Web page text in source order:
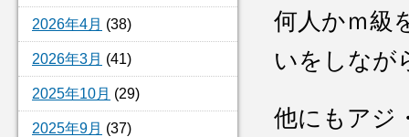
2026年4月 (38)
2026年3月 (41)
2025年10月 (29)
2025年9月 (37)
何人かｍ級
いをしなが
他にもアジ